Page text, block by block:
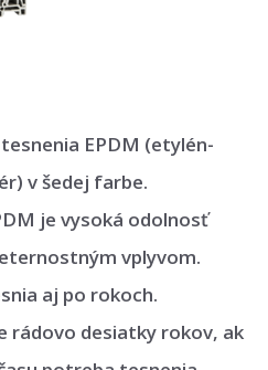
EPDM (etylén-
v šedej farbe.
je vysoká odolnosť
vplyvom.
aj po rokoch.
rádovo desiatky rokov, ak